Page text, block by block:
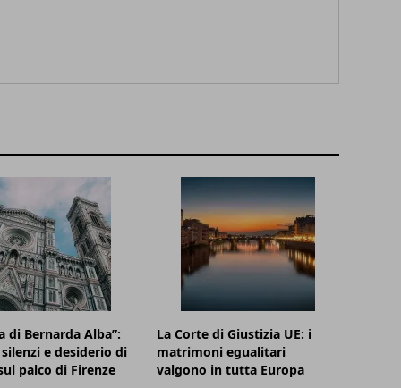
di Bernarda Alba”:
e desiderio di
palco di Firenze
La Corte di Giustizia UE: i
matrimoni egualitari
valgono in tutta Europa